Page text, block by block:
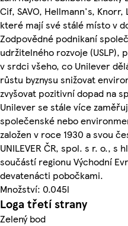
Cif, SAVO, Hellmann's,
které mají své stálé místo v
Zodpovědné podnikaní
udržitelného rozvoje (USLP),
v srdci všeho, co Unilever
růstu byznysu snižovat
zvyšovat pozitivní dopad na
Unilever se stále více
společenské nebo
založen v roce 1930 a svou
UNILEVER ČR, spol. s r. o., s
součástí regionu Východní
devatenácti pobočkami.
Množství: 0.045l
Loga třetí strany
Zelený bod